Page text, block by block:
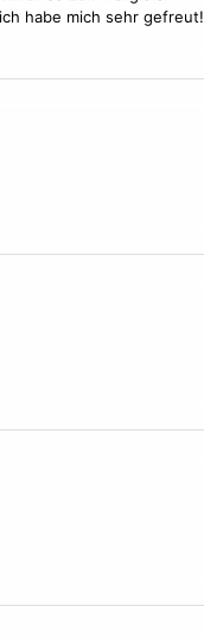
habe mich sehr gefreut!